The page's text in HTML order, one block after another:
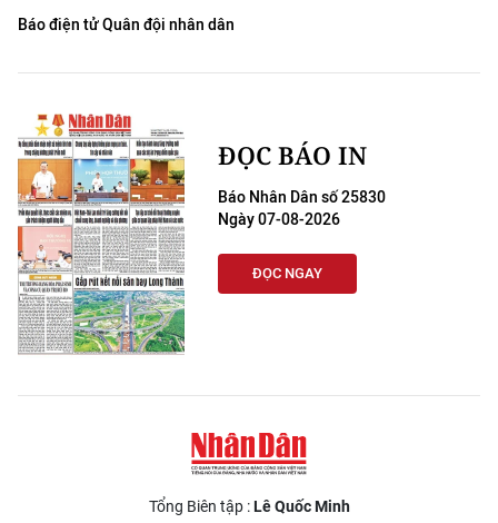
Báo điện tử Quân đội nhân dân
ĐỌC BÁO IN
Báo Nhân Dân số 25830
Ngày 07-08-2026
ĐỌC NGAY
Tổng Biên tập :Lê Quốc Minh